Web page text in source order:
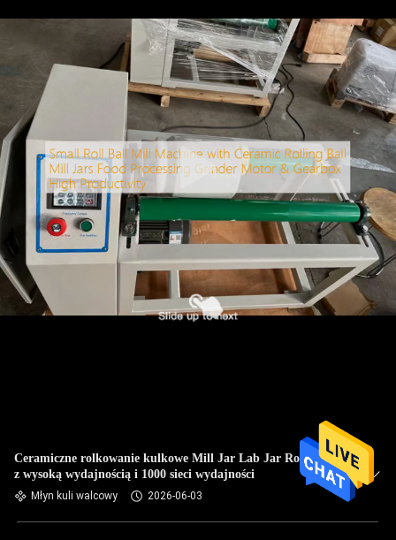
Ceramiczne rolkowanie kulkowe Mill Jar Lab Jar Roller Mill
z wysoką wydajnością i 1000 sieci wydajności
Młyn kuli walcowy 2026-06-03